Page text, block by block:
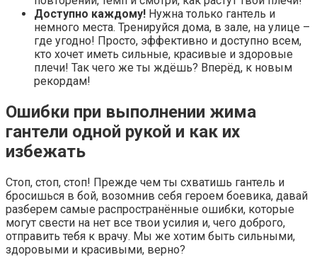
Доступно каждому! Нужна только гантель и
немного места. Тренируйся дома, в зале, на улице –
где угодно! Просто, эффективно и доступно всем,
кто хочет иметь сильные, красивые и здоровые
плечи! Так чего же ты ждёшь? Вперёд, к новым
рекордам!
Ошибки при выполнении жима
гантели одной рукой и как их
избежать
Стоп, стоп, стоп! Прежде чем ты схватишь гантель и
бросишься в бой, возомнив себя героем боевика, давай
разберем самые распространённые ошибки, которые
могут свести на нет все твои усилия и, чего доброго,
отправить тебя к врачу. Мы же хотим быть сильными,
здоровыми и красивыми, верно?